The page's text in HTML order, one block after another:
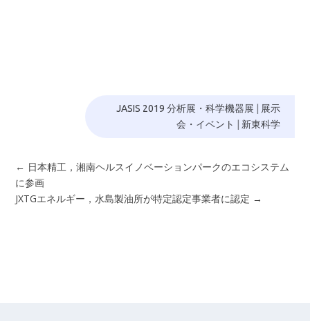
JASIS 2019 分析展・科学機器展
展示
会・イベント
新東科学
← 日本精工，湘南ヘルスイノベーションパークのエコシステム
に参画
JXTGエネルギー，水島製油所が特定認定事業者に認定 →